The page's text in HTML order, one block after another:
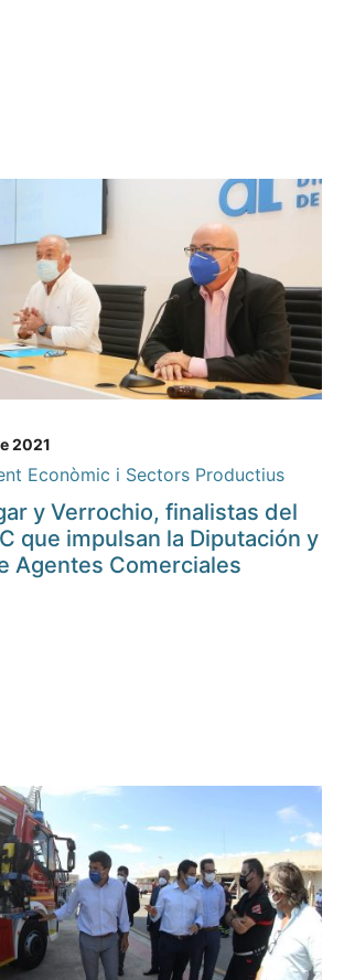
2021
Econòmic i Sectors Productius
y Verrochio, finalistas del
que impulsan la Diputación y
Agentes Comerciales